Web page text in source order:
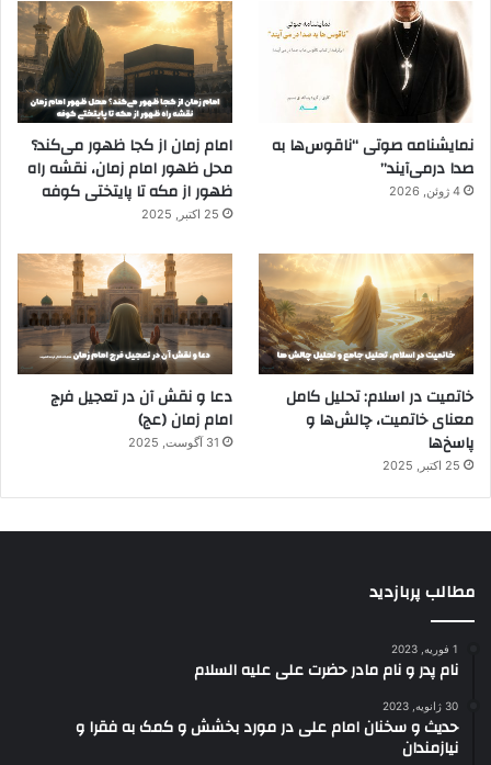
نمایشنامه صوتی “ناقوس‌ها به
صدا در‌می‌آیند”
4 ژوئن, 2026
امام زمان از کجا ظهور می‌کند؟
محل ظهور امام زمان، نقشه راه
ظهور از مکه تا پایتختی کوفه
25 اکتبر, 2025
خاتمیت در اسلام: تحلیل کامل
معنای خاتمیت، چالش‌ها و
پاسخ‌ها
25 اکتبر, 2025
دعا و نقش آن در تعجیل فرج
امام زمان (عج)
31 آگوست, 2025
مطالب پربازدید
1 فوریه, 2023
نام پدر و نام مادر حضرت علی علیه السلام
30 ژانویه, 2023
حدیث و سخنان امام علی در مورد بخشش و کمک به فقرا و
نیازمندان